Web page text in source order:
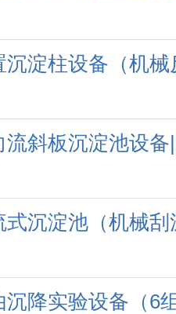
沉淀柱设备（机
流斜板沉淀池设
式沉淀池（机械
沉降实验设备（6